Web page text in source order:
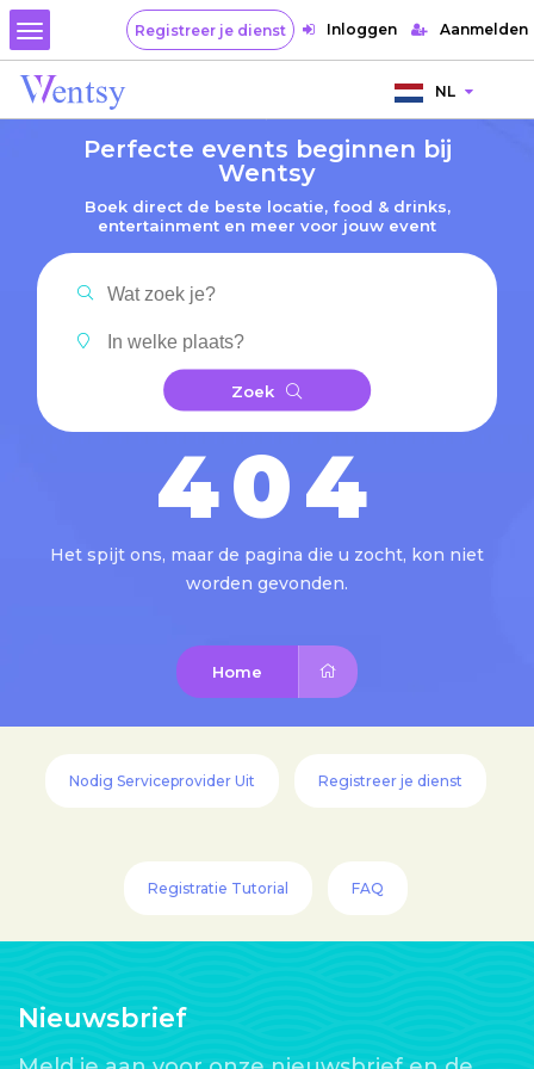
Aanmelden
Inloggen
Registreer je dienst
NL
Perfecte events beginnen bij
Wentsy
Boek direct de beste locatie, food & drinks,
entertainment en meer voor jouw event
Zoek
404
Het spijt ons, maar de pagina die u zocht, kon niet
worden gevonden.
Home
Nodig Serviceprovider Uit Registreer je dienst
Registratie Tutorial FAQ
Nieuwsbrief